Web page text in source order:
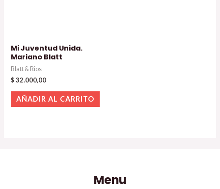
Mi Juventud Unida.
Mariano Blatt
Blatt & Rios
$32.000,00
AÑADIR AL CARRITO
Menu